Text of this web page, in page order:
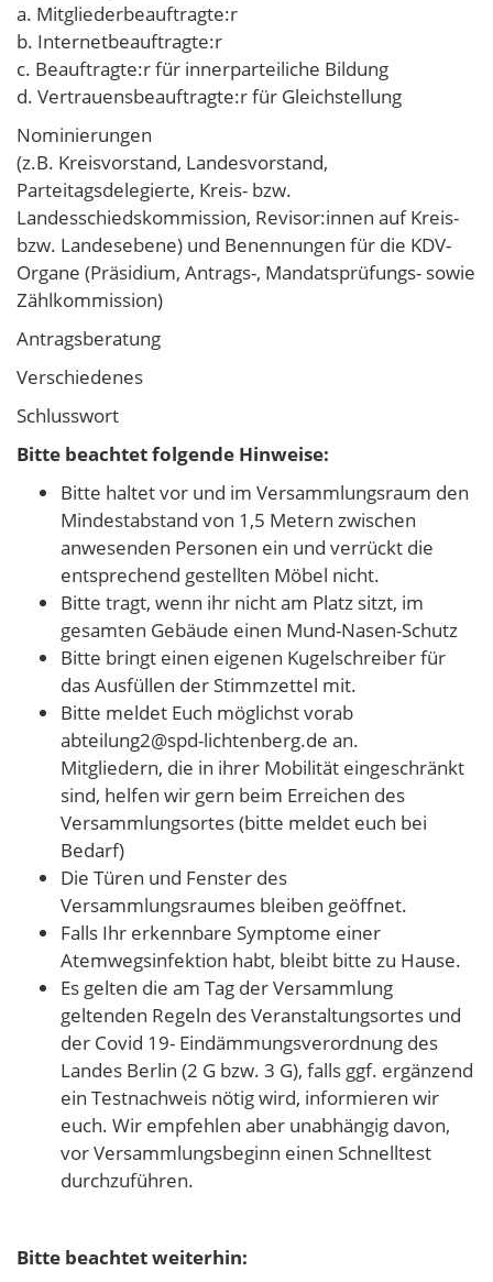
a. Mitgliederbeauftragte:r
b. Internetbeauftragte:r
c. Beauftragte:r für innerparteiliche Bildung
d. Vertrauensbeauftragte:r für Gleichstellung
Nominierungen
(z.B. Kreisvorstand, Landesvorstand,
Parteitagsdelegierte, Kreis- bzw.
Landesschiedskommission, Revisor:innen auf Kreis-
bzw. Landesebene) und Benennungen für die KDV-
Organe (Präsidium, Antrags-, Mandatsprüfungs- sowie
Zählkommission)
Antragsberatung
Verschiedenes
Schlusswort
Bitte beachtet folgende Hinweise:
Bitte haltet vor und im Versammlungsraum den
Mindestabstand von 1,5 Metern zwischen
anwesenden Personen ein und verrückt die
entsprechend gestellten Möbel nicht.
Bitte tragt, wenn ihr nicht am Platz sitzt, im
gesamten Gebäude einen Mund-Nasen-Schutz
Bitte bringt einen eigenen Kugelschreiber für
das Ausfüllen der Stimmzettel mit.
Bitte meldet Euch möglichst vorab
abteilung2@spd-lichtenberg.de an.
Mitgliedern, die in ihrer Mobilität eingeschränkt
sind, helfen wir gern beim Erreichen des
Versammlungsortes (bitte meldet euch bei
Bedarf)
Die Türen und Fenster des
Versammlungsraumes bleiben geöffnet.
Falls Ihr erkennbare Symptome einer
Atemwegsinfektion habt, bleibt bitte zu Hause.
Es gelten die am Tag der Versammlung
geltenden Regeln des Veranstaltungsortes und
der Covid 19- Eindämmungsverordnung des
Landes Berlin (2 G bzw. 3 G), falls ggf. ergänzend
ein Testnachweis nötig wird, informieren wir
euch. Wir empfehlen aber unabhängig davon,
vor Versammlungsbeginn einen Schnelltest
durchzuführen.
Bitte beachtet weiterhin: